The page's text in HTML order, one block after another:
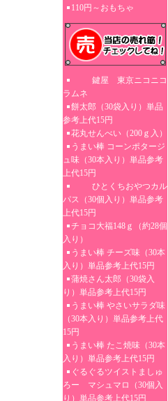
110円～おもちゃ
鍵屋 東京ニコニコ
ラムネ
餅太郎（30袋入り）単品
参考上代15円
花丸せんべい（200ｇ入）
うまい棒 コーンポタージ
ュ味（30本入り）単品参考
上代15円
ひとくちおやつカル
パス（30個入り）単品参考
上代15円
チョコ大福148ｇ（約28個
入り）
うまい棒 チーズ味（30本
入り）単品参考上代15円
蒲焼さん太郎（30袋入
り）単品参考上代15円
うまい棒 やさいサラダ味
（30本入り）単品参考上代
15円
うまい棒 たこ焼味（30本
入り）単品参考上代15円
ぐるぐるツイストましゅ
ろー マシュマロ（30個入
り）単品参考上代15円